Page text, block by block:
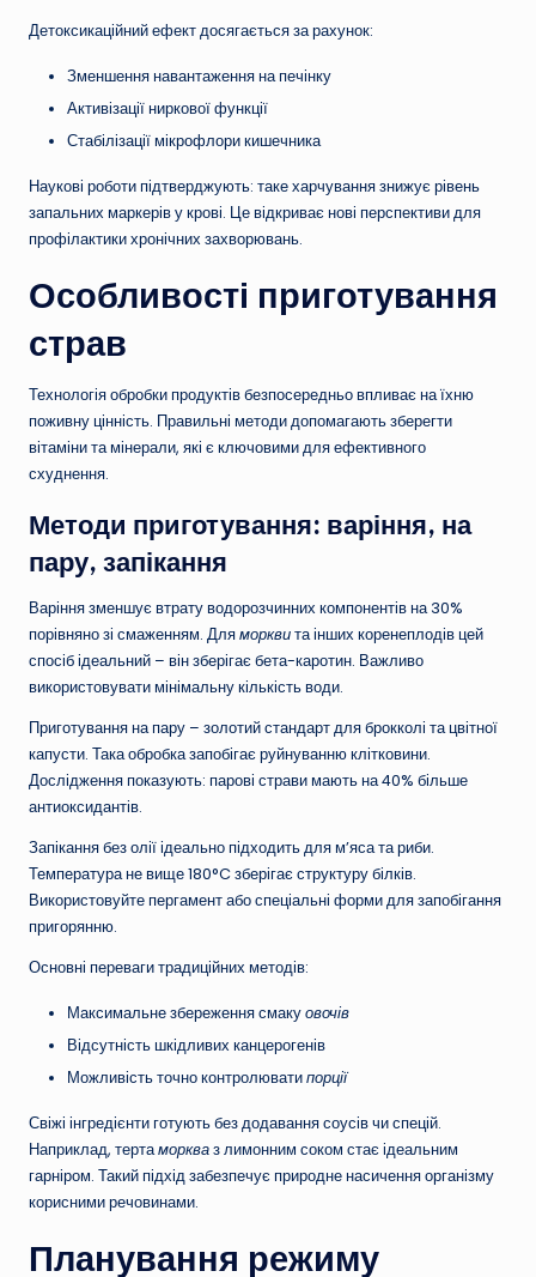
Детоксикаційний ефект досягається за рахунок:
Зменшення навантаження на печінку
Активізації ниркової функції
Стабілізації мікрофлори кишечника
Наукові роботи підтверджують: таке харчування знижує рівень
запальних маркерів у крові. Це відкриває нові перспективи для
профілактики хронічних захворювань.
Особливості приготування
страв
Технологія обробки продуктів безпосередньо впливає на їхню
поживну цінність. Правильні методи допомагають зберегти
вітаміни та мінерали, які є ключовими для ефективного
схуднення.
Методи приготування: варіння, на
пару, запікання
Варіння зменшує втрату водорозчинних компонентів на 30%
порівняно зі смаженням. Дляморквита інших коренеплодів цей
спосіб ідеальний – він зберігає бета-каротин. Важливо
використовувати мінімальну кількість води.
Приготування на пару – золотий стандарт для брокколі та цвітної
капусти. Така обробка запобігає руйнуванню клітковини.
Дослідження показують: парові страви мають на 40% більше
антиоксидантів.
Запікання без олії ідеально підходить для м’яса та риби.
Температура не вище 180°C зберігає структуру білків.
Використовуйте пергамент або спеціальні форми для запобігання
пригорянню.
Основні переваги традиційних методів:
Максимальне збереження смакуовочів
Відсутність шкідливих канцерогенів
Можливість точно контролюватипорції
Свіжі інгредієнти готують без додавання соусів чи спецій.
Наприклад, тертаморкваз лимонним соком стає ідеальним
гарніром. Такий підхід забезпечує природне насичення організму
корисними речовинами.
Планування режиму